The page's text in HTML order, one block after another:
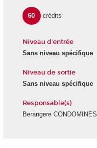
60 crédits
Niveau d'entrée
Sans niveau spécifique
Niveau de sortie
Sans niveau spécifique
Responsable(s)
Berangere CONDOMINES